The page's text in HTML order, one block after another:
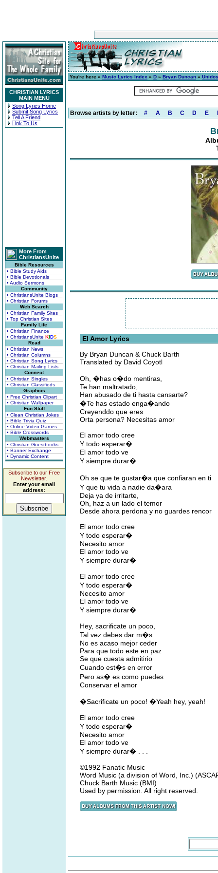
CHRISTIAN LYRICS
MAIN MENU
Song Lyrics Home
Submit Song Lyrics
Tell A Friend
Link To Us
More From
ChristiansUnite
Bible Resources
• Bible Study Aids
• Bible Devotionals
• Audio Sermons
Community
• ChristiansUnite Blogs
• Christian Forums
Web Search
• Christian Family Sites
• Top Christian Sites
Family Life
• Christian Finance
• ChristiansUnite KIDS
Read
• Christian News
• Christian Columns
• Christian Song Lyrics
• Christian Mailing Lists
Connect
• Christian Singles
• Christian Classifieds
Graphics
• Free Christian Clipart
• Christian Wallpaper
Fun Stuff
• Clean Christian Jokes
• Bible Trivia Quiz
• Online Video Games
• Bible Crosswords
Webmasters
• Christian Guestbooks
• Banner Exchange
• Dynamic Content
Subscribe to our Free
Newsletter.
Enter your email
address:
You're here » Music Lyrics Index » D » Bryan Duncan »
Browse artists by letter: # A B C D E
El Amor Lyrics
By Bryan Duncan & Chuck Barth
Translated by David Coyotl
Oh, �has o�do mentiras,
Te han maltratado,
Han abusado de ti hasta cansarte?
�Te has estado enga�ando
Creyenddo que eres
Orta persona? Necesitas amor
El amor todo cree
Y todo esperar�
El amor todo ve
Y siempre durar�
Oh se que te gustar�a que confiaran en ti
Y que tu vida a nadie da�ara
Deja ya de irritarte,
Oh, haz a un lado el temor
Desde ahora perdona y no guardes rencor
El amor todo cree
Y todo esperar�
Necesito amor
El amor todo ve
Y siempre durar�
El amor todo cree
Y todo esperar�
Necesito amor
El amor todo ve
Y siempre durar�
Hey, sacrificate un poco,
Tal vez debes dar m�s
No es acaso mejor ceder
Para que todo este en paz
Se que cuesta admitirio
Cuando est�s en error
Pero as� es como puedes
Conservar el amor
�Sacrificate un poco! �Yeah hey, yeah!
El amor todo cree
Y todo esperar�
Necesito amor
El amor todo ve
Y siempre durar� . . .
©1992 Fanatic Music
Word Music (a division of Word, Inc.)
Chuck Barth Music (BMI)
Used by permission. All right reserved.